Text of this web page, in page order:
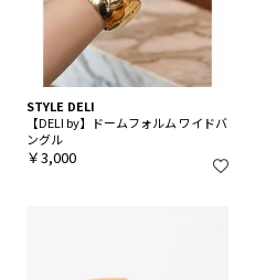
STYLE DELI
【DELI by】ドームフォルム ワイドバ
ングル
￥3,000